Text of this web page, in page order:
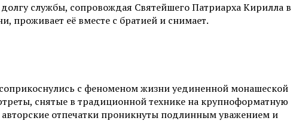
службы, сопровождая Святейшего Патриарха Кирилла в
проживает её вместе с братией и снимает.
с феноменом жизни уединенной монашеской
снятые в традиционной технике на крупноформатную
отпечатки проникнуты подлинным уважением и